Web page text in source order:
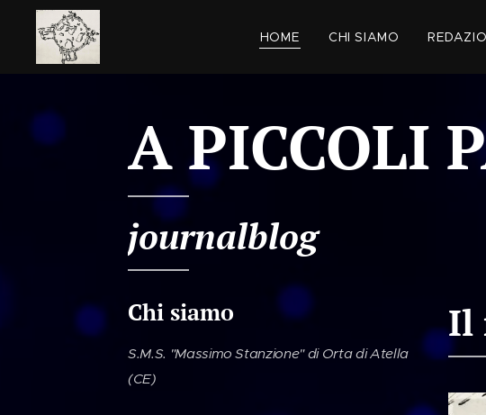
HOME CHI SIAMO
A PICCOLI
journalblog
Chi siamo
S.M.S. "Massimo Stanzione" di Orta di Atella
(CE)
Il